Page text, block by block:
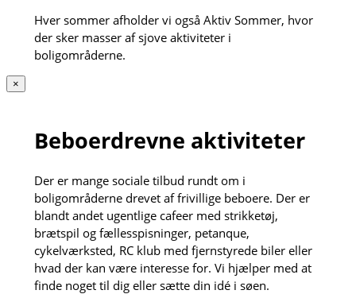
Hver sommer afholder vi også Aktiv Sommer, hvor
der sker masser af sjove aktiviteter i
boligområderne.
×
Beboerdrevne aktiviteter
Der er mange sociale tilbud rundt om i
boligområderne drevet af frivillige beboere. Der er
blandt andet ugentlige cafeer med strikketøj,
brætspil og fællesspisninger, petanque,
cykelværksted, RC klub med fjernstyrede biler eller
hvad der kan være interesse for. Vi hjælper med at
finde noget til dig eller sætte din idé i søen.